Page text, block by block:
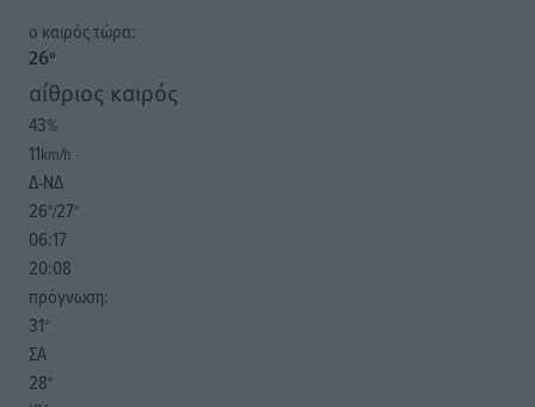
o καιρός τώρα:
26°
αίθριος καιρός
43%
11km/h
Δ-ΝΔ
26°/27°
06:17
20:08
πρόγνωση:
31°
ΣΑ
28°